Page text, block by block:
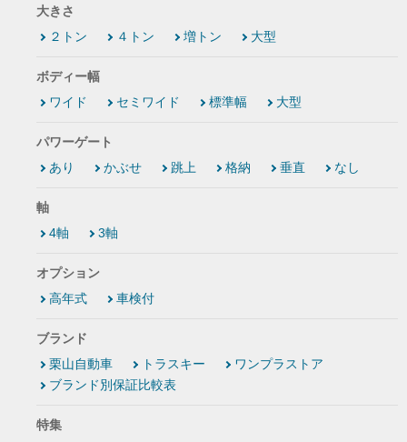
大きさ
２トン
４トン 増トン 大型
ボディー幅
ワイド
セミワイド 標準幅 大型
パワーゲート
あり
かぶせ 跳上 格納 垂直 なし
軸
4軸
3軸
オプション
高年式
車検付
ブランド
栗山自動車
トラスキー
ワンプラストア
ブランド別保証比較表
特集